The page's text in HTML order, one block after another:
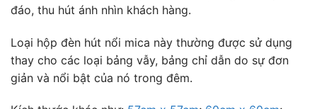
đáo, thu hút ánh nhìn khách hàng.
Loại hộp đèn hút nổi mica này thường được sử dụng
thay cho các loại bảng vẫy, bảng chỉ dẫn do sự đơn
giản và nổi bật của nó trong đêm.